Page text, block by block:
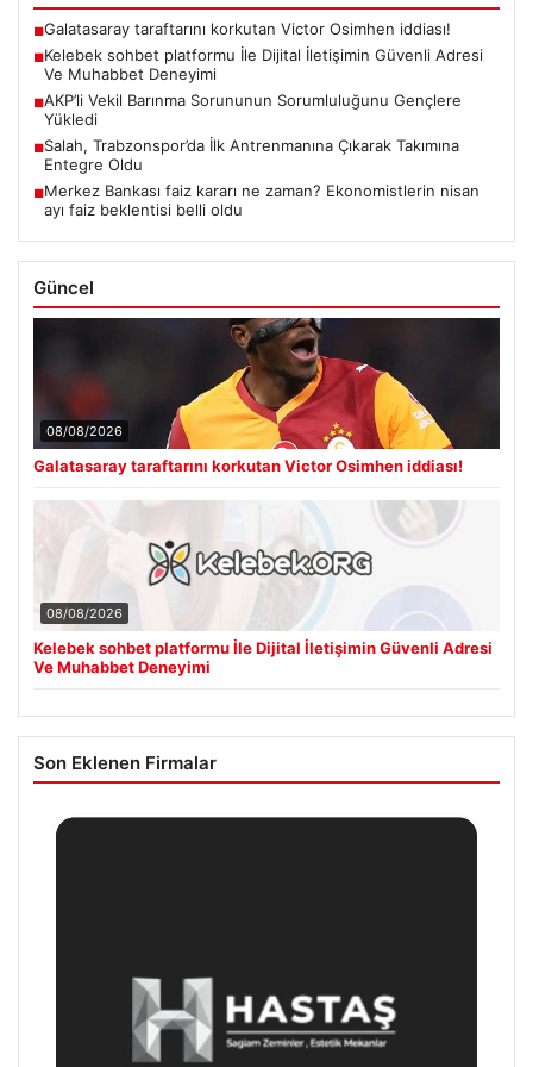
■Galatasaray taraftarını korkutan Victor Osimhen iddiası!
■Kelebek sohbet platformu İle Dijital İletişimin Güvenli Adresi
Ve Muhabbet Deneyimi
■AKP’li Vekil Barınma Sorununun Sorumluluğunu Gençlere
Yükledi
■Salah, Trabzonspor’da İlk Antrenmanına Çıkarak Takımına
Entegre Oldu
■Merkez Bankası faiz kararı ne zaman? Ekonomistlerin nisan
ayı faiz beklentisi belli oldu
Güncel
08/08/2026
Galatasaray taraftarını korkutan Victor Osimhen iddiası!
08/08/2026
Kelebek sohbet platformu İle Dijital İletişimin Güvenli Adresi
Ve Muhabbet Deneyimi
Son Eklenen Firmalar